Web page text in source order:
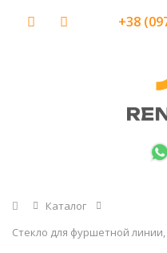
+38
Главная
Каталог
Стекло для фуршетной линии,